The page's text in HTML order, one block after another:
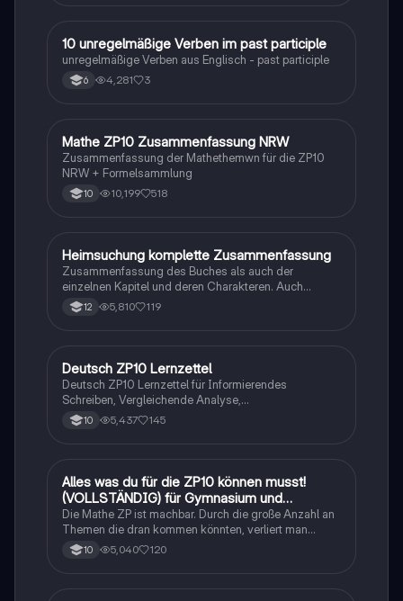
1 Englisch
10 unregelmäßige Verben im past participle
unregelmäßige Verben aus Englisch - past participle
6 4,281 3
Mathe
Mathe ZP10 Zusammenfassung NRW
Zusammenfassung der Mathethemwn für die ZP10
NRW + Formelsammlung
10 10,199 518
Deutsch
Heimsuchung komplette Zusammenfassung
Zusammenfassung des Buches als auch der
einzelnen Kapitel und deren Charakteren. Auch
tabellarisch. Im Unterricht ohne KI erstellt
12 5,810 119
Deutsch
Deutsch ZP10 Lernzettel
Deutsch ZP10 Lernzettel für Informierendes
Schreiben, Vergleichende Analyse,
Sachtexte/Roman/Gedicht..
10 5,437 145
Mathe
Alles was du für die ZP10 können musst!
(VOLLSTÄNDIG) für Gymnasium und
Realschule
Die Mathe ZP ist machbar. Durch die große Anzahl an
Themen die dran kommen könnten, verliert man
schnell den Überblick. Also habe ich von den kleinsten
Themen bis hin zu den größten alles
10 5,040 120